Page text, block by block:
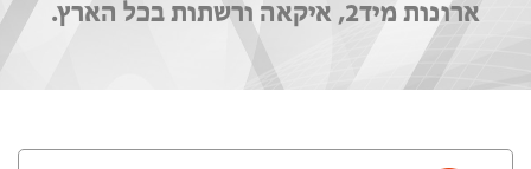
ארונות מיד2, איקאה ורשתות בכל הארץ.